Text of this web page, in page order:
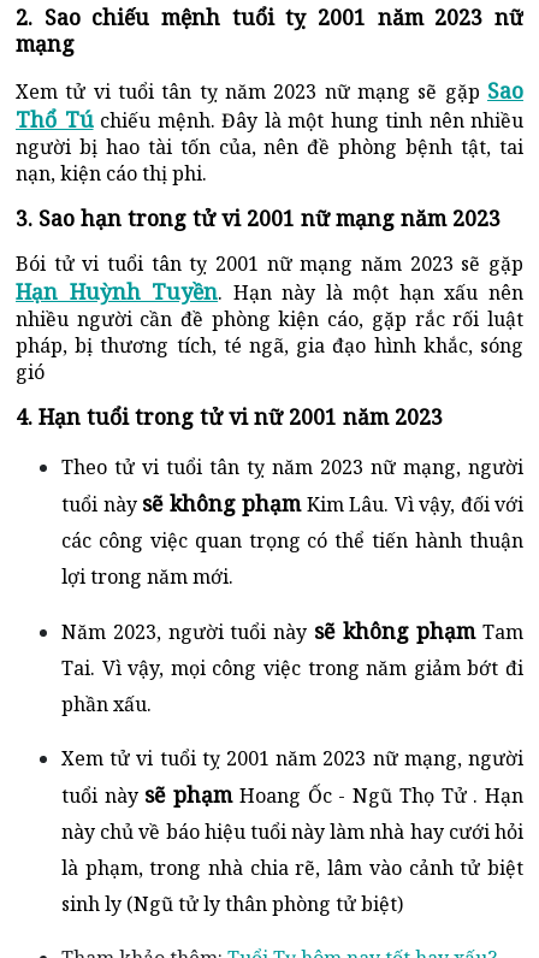
2. Sao chiếu mệnh tuổi tỵ 2001 năm 2023 nữ
mạng
Xem tử vi tuổi tân tỵ năm 2023 nữ mạng sẽ gặp Sao
Thổ Túchiếu mệnh. Đây là một hung tinh nên nhiều
người bị hao tài tốn của, nên đề phòng bệnh tật, tai
nạn, kiện cáo thị phi.
3. Sao hạn trong tử vi 2001 nữ mạng năm 2023
Bói tử vi tuổi tân tỵ 2001 nữ mạng năm 2023 sẽ gặp
Hạn Huỳnh Tuyền. Hạn này là một hạn xấu nên
nhiều người cần đề phòng kiện cáo, gặp rắc rối luật
pháp, bị thương tích, té ngã, gia đạo hình khắc, sóng
gió
4. Hạn tuổi trong tử vi nữ 2001 năm 2023
Theo tử vi tuổi tân tỵ năm 2023 nữ mạng, người
tuổi này sẽ không phạmKim Lâu. Vì vậy, đối với
các công việc quan trọng có thể tiến hành thuận
lợi trong năm mới.
Năm 2023, người tuổi này sẽ không phạmTam
Tai. Vì vậy, mọi công việc trong năm giảm bớt đi
phần xấu.
Xem tử vi tuổi tỵ 2001 năm 2023 nữ mạng, người
tuổi này sẽ phạmHoang Ốc - Ngũ Thọ Tử . Hạn
này chủ về báo hiệutuổi này làm nhà hay cưới hỏi
là phạm, trong nhà chia rẽ, lâm vào cảnh tử biệt
sinh ly (Ngũ tử ly thân phòng tử biệt)